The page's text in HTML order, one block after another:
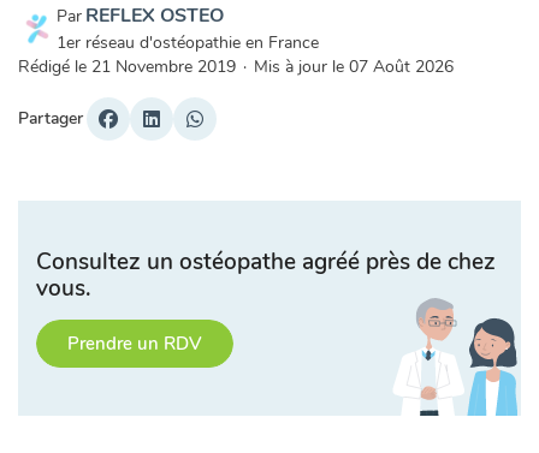
Par REFLEX OSTEO
1er réseau d'ostéopathie en France
Rédigé le 21 Novembre 2019 · Mis à jour le 07 Août 2026
Partager
Consultez un ostéopathe agréé près de chez
vous.
Prendre un RDV